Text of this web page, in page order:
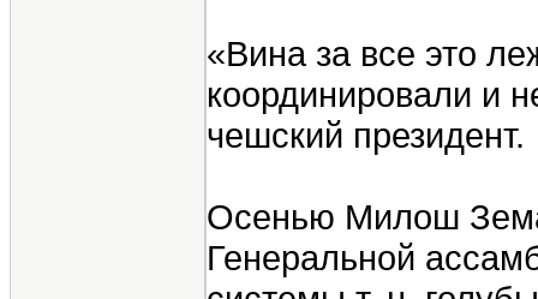
«Вина за все это
координировали и
чешский президент.
Осенью Милош
Генеральной